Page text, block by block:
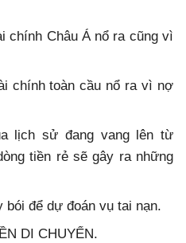
chính Châu Á nổ ra cũng vì
chính toàn cầu nổ ra vì nợ
lịch sử đang vang lên từ
tiền rẻ sẽ gây ra những
bói để dự đoán vụ tai nạn.
DI CHUYỂN.